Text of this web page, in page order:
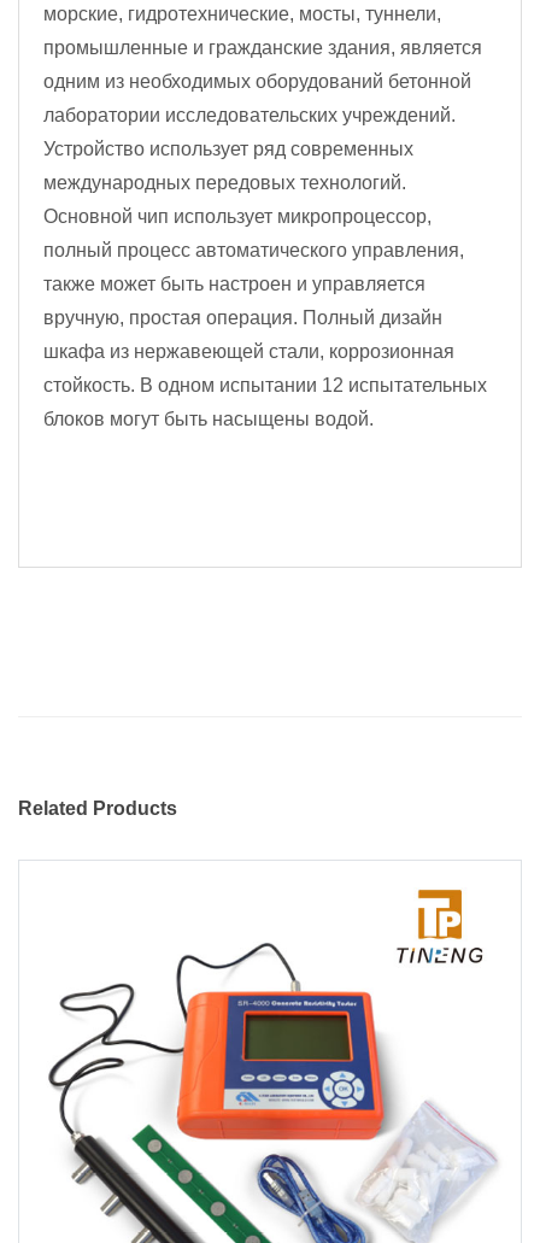
морские, гидротехнические, мосты, туннели,
промышленные и гражданские здания, является
одним из необходимых оборудований бетонной
лаборатории исследовательских учреждений.
Устройство использует ряд современных
международных передовых технологий.
Основной чип использует микропроцессор,
полный процесс автоматического управления,
также может быть настроен и управляется
вручную, простая операция. Полный дизайн
шкафа из нержавеющей стали, коррозионная
стойкость. В одном испытании 12 испытательных
блоков могут быть насыщены водой.
Related Products